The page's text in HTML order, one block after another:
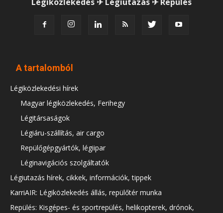
A tartalomból
Légiközlekedési hírek
Magyar légiközlekedés, Ferihegy
Légitársaságok
Légiáru-szállítás, air cargo
Repülőgépgyártók, légiipar
Léginavigációs szolgáltatók
Légiutazás hírek, cikkek, információk, tippek
KarriAIR: Légiközlekedés állás, repülőtér munka
Repülés: Kisgépes- és sportrepülés, helikopterek, drónok,